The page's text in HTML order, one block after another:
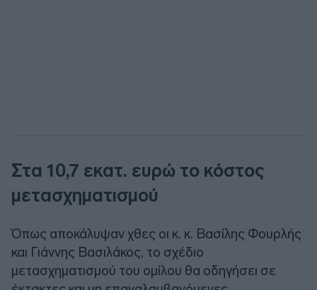
Στα 10,7 εκατ. ευρώ το κόστος
μετασχηματισμού
Όπως αποκάλυψαν χθες οι κ. κ. Βασίλης Φουρλής
και Γιάννης Βασιλάκος, το σχέδιο
μετασχηματισμού του ομίλου θα οδηγήσει σε